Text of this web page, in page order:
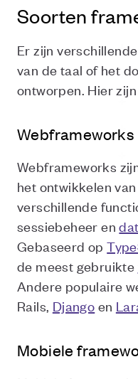
Soorten
Er zijn
van de taal of het
ontworpen. Hier
Webframeworks
Webframeworks
het ontwikkelen van
verschillende
sessiebeheer en
Gebaseerd op
de meest gebruikte
Andere populaire
Rails, Django en
Mobiele